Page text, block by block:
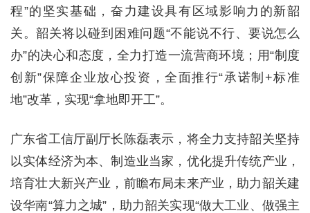
程”的坚实基础，奋力建设具有区域影响力的新韶
关。韶关将以碰到困难问题“不能说不行、要说怎么
办”的决心和态度，全力打造一流营商环境；用“制度
创新”保障企业放心投资，全面推行“承诺制+标准
地”改革，实现“拿地即开工”。
广东省工信厅副厅长陈磊表示，将全力支持韶关坚持
以实体经济为本、制造业当家，优化提升传统产业，
培育壮大新兴产业，前瞻布局未来产业，助力韶关建
设华南“算力之城”，助力韶关实现“做大工业、做强主